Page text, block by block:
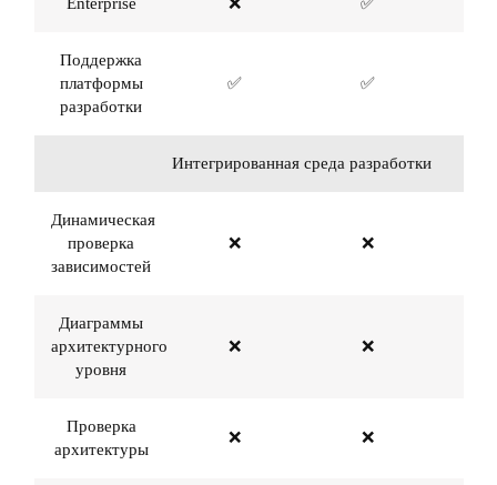
Поддержка
платформы
разработки
✅ ✅
Интегрированная среда разработки
Динамическая
проверка
зависимостей
❌ ❌
Диаграммы
архитектурного
уровня
❌ ❌
Проверка
архитектуры
❌ ❌